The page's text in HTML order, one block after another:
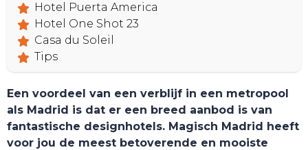
HOME
Hotel Puerta America
Hotel One Shot 23
Casa du Soleil
Tips
Een voordeel van een verblijf in een metropool
als Madrid is dat er een breed aanbod is van
fantastische designhotels. Magisch Madrid heeft
voor jou de meest betoverende en mooiste